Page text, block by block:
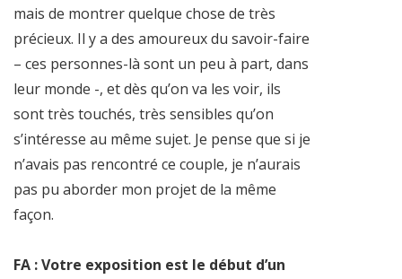
mais de montrer quelque chose de très
précieux. Il y a des amoureux du savoir-faire
– ces personnes-là sont un peu à part, dans
leur monde -, et dès qu’on va les voir, ils
sont très touchés, très sensibles qu’on
s’intéresse au même sujet. Je pense que si je
n’avais pas rencontré ce couple, je n’aurais
pas pu aborder mon projet de la même
façon.
FA : Votre exposition est le début d’un